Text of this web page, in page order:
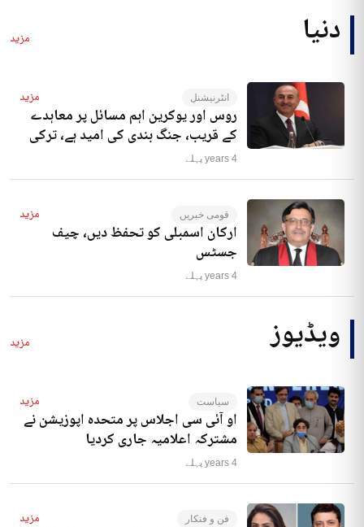
دنیا مزید
انٹرنیشنل مزید
روس اور یوکرین اہم مسائل پر معاہدے
کے قریب، جنگ بندی کی امید ہے، ترکی
4 years پہلے
قومی خبریں مزید
ارکان اسمبلی کو تحفظ دیں، چیف
جسٹس
4 years پہلے
ویڈیوز مزید
سیاست مزید
او آئی سی اجلاس پر متحدہ اپوزیشن نے
مشترکہ اعلامیہ جاری کردیا
4 years پہلے
فن و فنکار مزید